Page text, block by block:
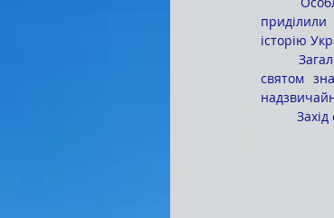
історію
	Загалом виставка новинок художньої літератури, присвячена Дню бібліотекаря, стала справжнім
святом